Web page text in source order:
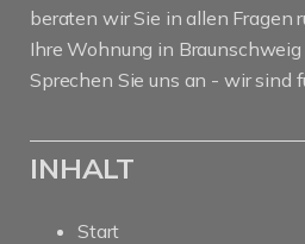
beraten wir Sie in allen Fragen
Ihre Wohnung in Braunschweig
Sprechen Sie uns an - wir sind
INHALT
Start